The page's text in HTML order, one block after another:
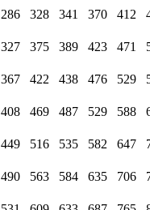
286 328 341 370 412
327 375 389 423 471
367 422 438 476 529
408 469 487 529 588
449 516 535 582 647
490 563 584 635 706